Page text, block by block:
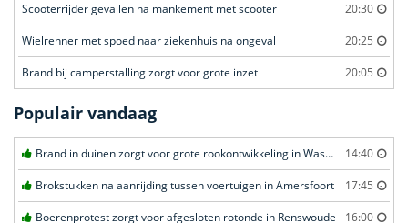
Scooterrijder gevallen na mankement met scooter 20:30
Wielrenner met spoed naar ziekenhuis na ongeval 20:25
Brand bij camperstalling zorgt voor grote inzet 20:05
Populair vandaag
Brand in duinen zorgt voor grote rookontwikkeling in Wassenaar 14:40
Brokstukken na aanrijding tussen voertuigen in Amersfoort 17:45
Boerenprotest zorgt voor afgesloten rotonde in Renswoude 16:00